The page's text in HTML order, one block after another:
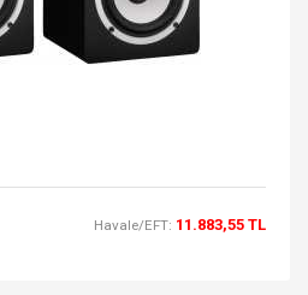
Havale/EFT: 11.883,55 TL